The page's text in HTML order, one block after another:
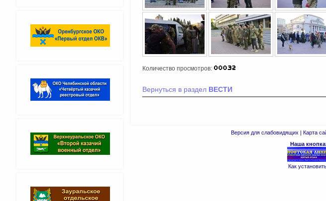
Количество просмотров:
Вернуться в раздел ВЕСТИ
Версия для слабовидящих | Карта
Наша
Как